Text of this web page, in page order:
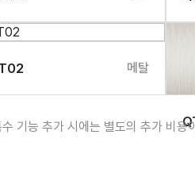
메탈
기능 추가 시에는 별도의 추가 비용